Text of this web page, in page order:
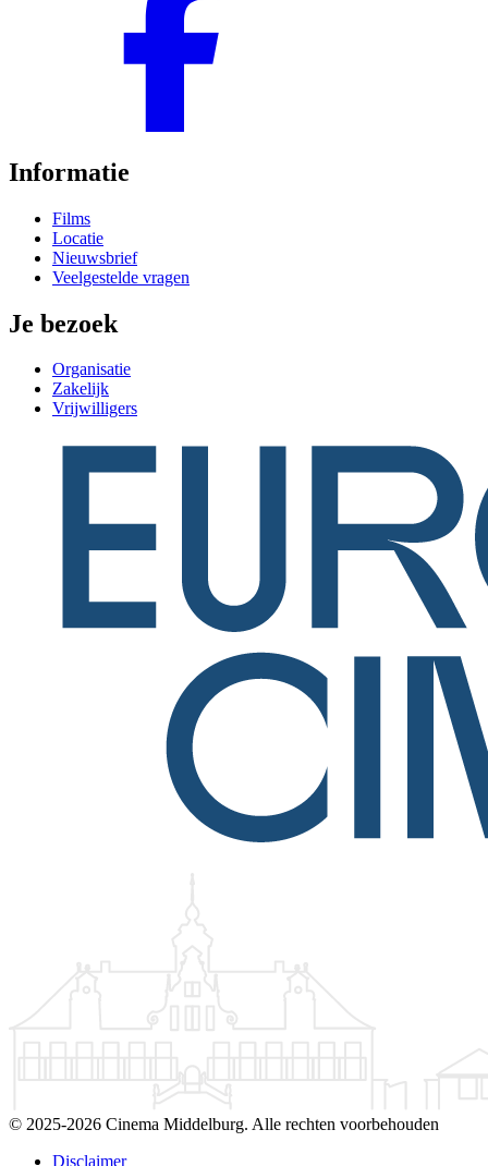
Informatie
Films
Locatie
Nieuwsbrief
Veelgestelde vragen
Je bezoek
Organisatie
Zakelijk
Vrijwilligers
© 2025-2026 Cinema Middelburg. Alle rechten voorbehouden
Disclaimer